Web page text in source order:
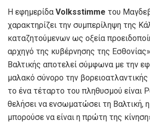
Η εφημερίδα Volksstimme του
χαρακτηρίζει την συμπερίληψη της
καταζητούμενων ως οξεία
αρχηγό της κυβέρνησης της
Βαλτικής αποτελεί σύμφωνα με την
μαλακό σύνορο την
το ένα τέταρτο του πληθυσμού είναι
θελήσει να ενσωματώσει τη Βαλτική,
μπορούσε να είναι η πρώτη της